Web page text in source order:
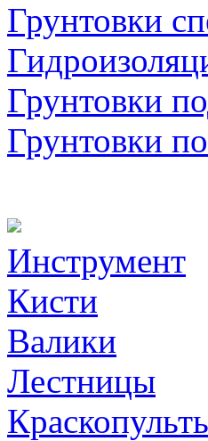
Грунтовки
Грунтовки
Грунтовки
Инструмент
Кисти
Валики
Лестницы